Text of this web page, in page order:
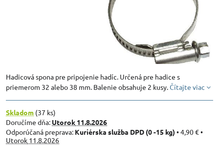
Hadicová spona pre pripojenie hadíc. Určená pre hadice s
priemerom 32 alebo 38 mm. Balenie obsahuje 2 kusy.Čítajte viac
Skladom (37 ks)
Doručíme dňa: Utorok 11.8.2026
Kuriérska služba DPD (0 -15 kg) •4,90 €•
Utorok 11.8.2026